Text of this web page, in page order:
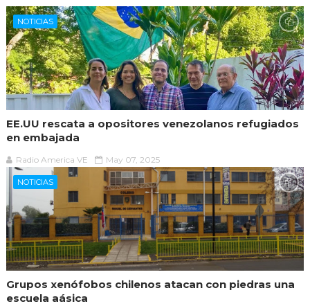
NOTICIAS
EE.UU rescata a opositores venezolanos refugiados
en embajada
Radio America VE May 07, 2025
NOTICIAS
Grupos xenófobos chilenos atacan con piedras una
escuela aásica